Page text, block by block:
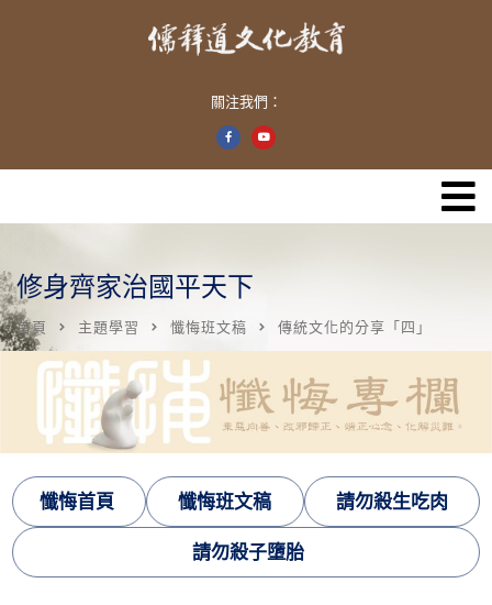
關注我們：
修身齊家治國平天下
首頁 主題學習 懺悔班文稿 傳統文化的分享「四」
懺悔首頁 懺悔班文稿 請勿殺生吃肉
請勿殺子墮胎